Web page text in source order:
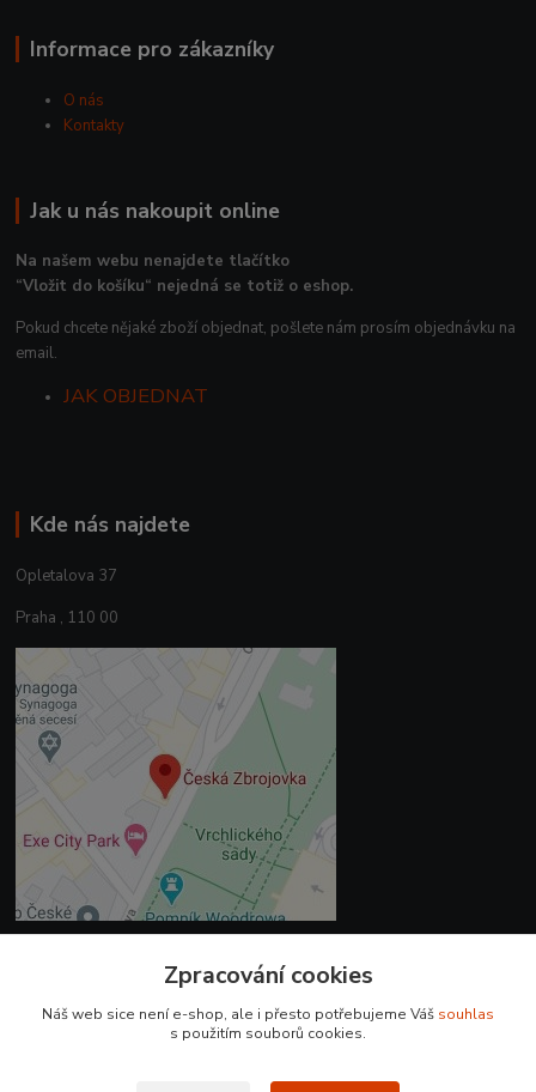
Informace pro zákazníky
O nás
Kontakty
Jak u nás nakoupit online
Na našem webu nenajdete tlačítko
“Vložit do košíku“ nejedná se totiž o eshop.
Pokud chcete nějaké zboží objednat, pošlete nám prosím objednávku na
email.
JAK OBJEDNAT
Kde nás najdete
Opletalova 37
Praha , 110 00
+420 225 375 800
Zpracování cookies
Náš web sice není e-shop, ale i přesto potřebujeme Váš souhlas
s použitím souborů cookies.